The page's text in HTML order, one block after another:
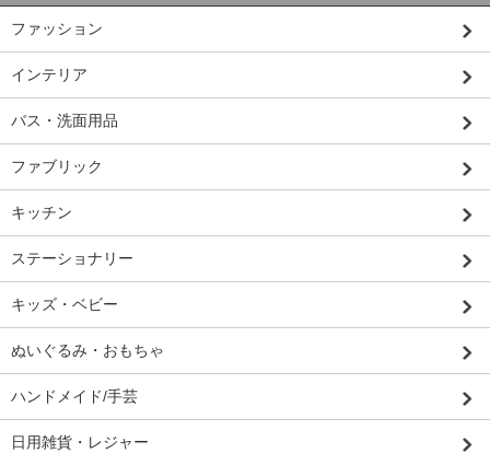
ファッション
インテリア
バス・洗面用品
ファブリック
キッチン
ステーショナリー
キッズ・ベビー
ぬいぐるみ・おもちゃ
ハンドメイド/手芸
日用雑貨・レジャー